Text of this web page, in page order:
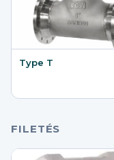
Type T
FILETÉS